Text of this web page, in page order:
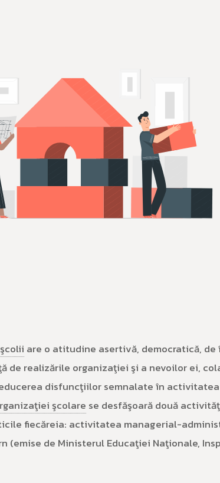
are o atitudine asertivă, democratică,
de realizările organizaţiei şi a nevoilor ei,
disfuncţiilor semnalate în
şcolare se desfăşoară două
fiecăreia: activitatea managerial-
(emise de Ministerul Educaţiei Naţionale,